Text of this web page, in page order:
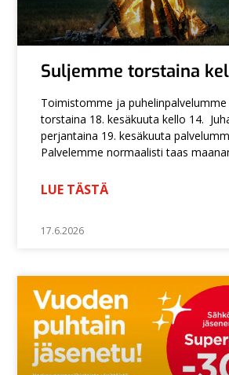
Suljemme torstaina
Toimistomme ja
torstaina 18. kesäkuuta kello 14.
perjantaina 19. kesäkuuta
Palvelemme normaalisti taas
LUE TÄSTÄ
17.6.2026